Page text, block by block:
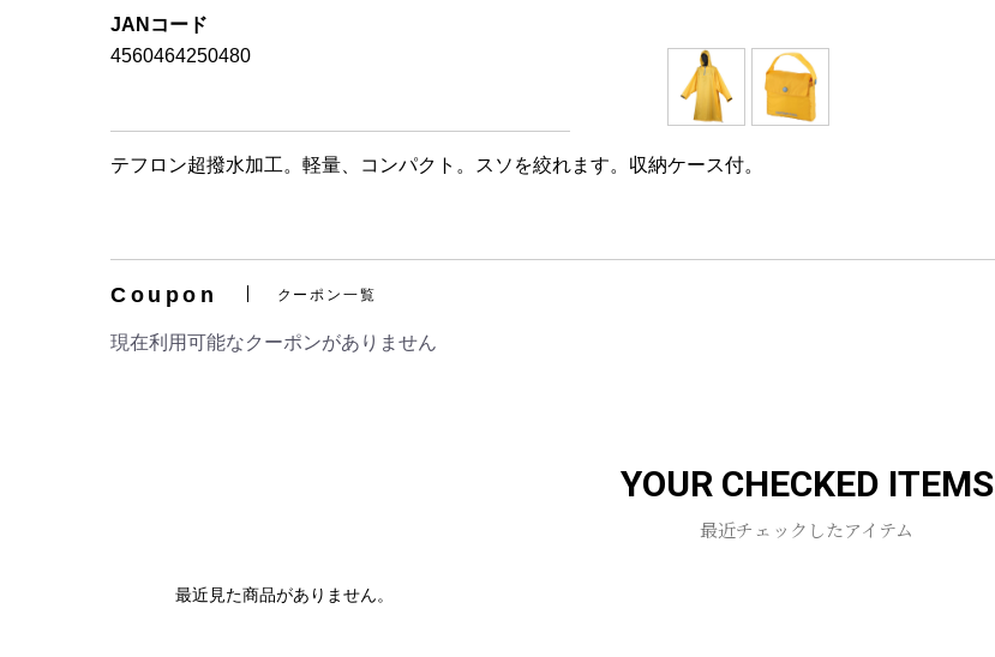
お買い物を続ける カートへ進む
JANコード
4560464250480
テフロン超撥水加工。軽量、コンパクト。スソを絞れます。収納ケース付。
Coupon クーポン一覧
現在利用可能なクーポンがありません
YOUR CHECKED ITEMS
最近チェックしたアイテム
最近見た商品がありません。